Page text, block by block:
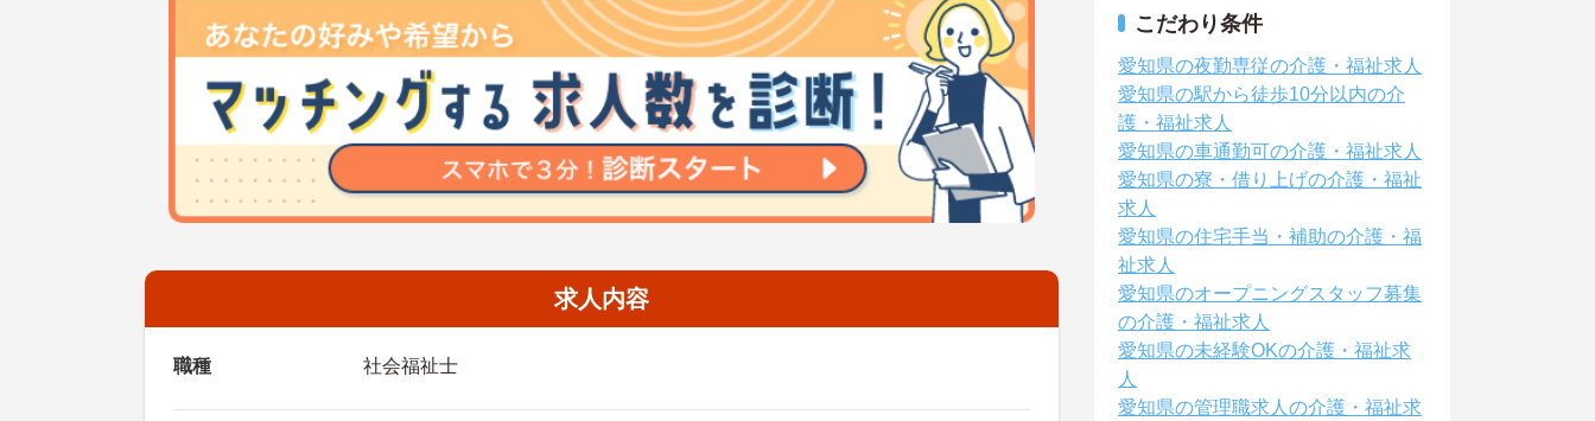
求人内容
職種 社会福祉士
こだわり条件
愛知県の夜勤専従の介護・福祉求人
愛知県の駅から徒歩10分以内の介
護・福祉求人
愛知県の車通勤可の介護・福祉求人
愛知県の寮・借り上げの介護・福祉
求人
愛知県の住宅手当・補助の介護・福
祉求人
愛知県のオープニングスタッフ募集
の介護・福祉求人
愛知県の未経験OKの介護・福祉求
人
愛知県の管理職求人の介護・福祉求